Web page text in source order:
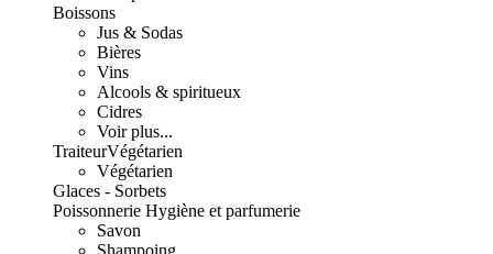
Boissons
Jus & Sodas
Bières
Vins
Alcools & spiritueux
Cidres
Voir plus...
TraiteurVégétarien
Végétarien
Glaces - Sorbets
Poissonnerie Hygiène et parfumerie
Savon
Shampoing